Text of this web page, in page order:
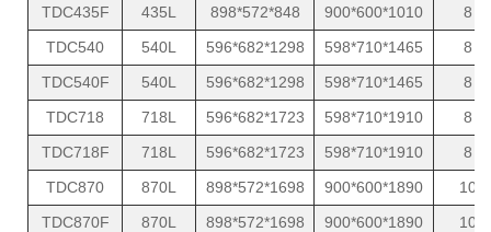
TDC435F
435L 898*572*848 900*600*1010
8
TDC540
540L 596*682*1298 598*710*1465
8
TDC540F
540L 596*682*1298 598*710*1465
8
TDC718
718L 596*682*1723 598*710*1910
8
TDC718F
718L 596*682*1723 598*710*1910
8
TDC870
870L 898*572*1698 900*600*1890
10
TDC870F
870L 898*572*1698 900*600*1890
10